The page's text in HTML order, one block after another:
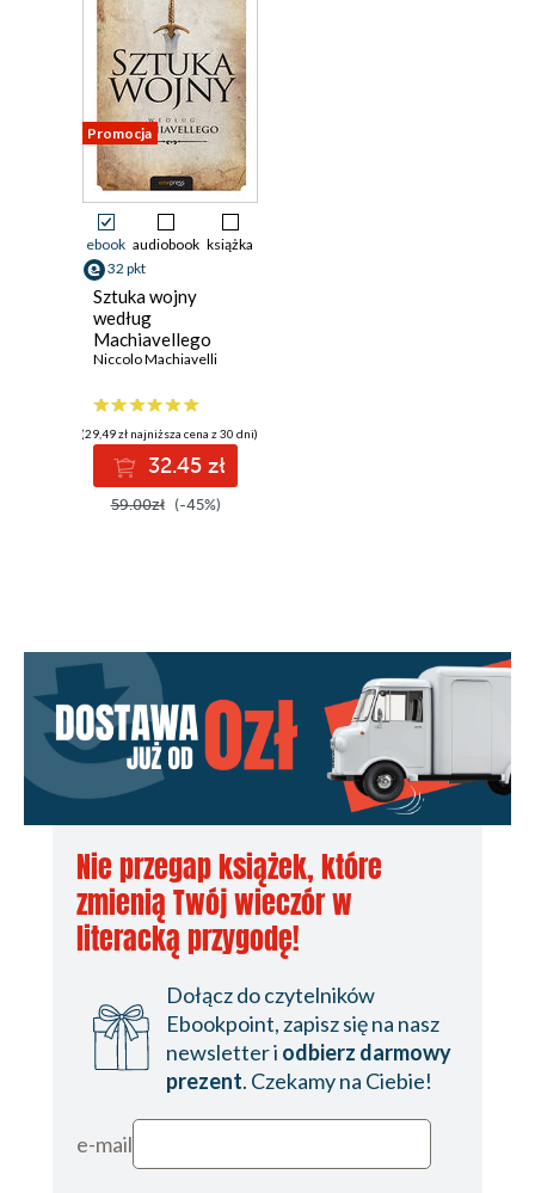
Promocja
ebook audiobook książka
32 pkt
Sztuka wojny
według
Machiavellego
Niccolo Machiavelli
(29,49 zł najniższa cena z 30 dni)
32.45 zł
59.00zł (-45%)
Nie przegap książek, które
zmienią Twój wieczór w
literacką przygodę!
Dołącz do czytelników
Ebookpoint, zapisz się na nasz
newsletter i odbierz darmowy
prezent. Czekamy na Ciebie!
e-mail